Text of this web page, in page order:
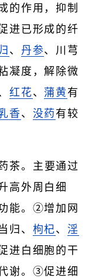
的作用，抑制
进已形成的纤
、 丹参、川芎
凝度，解除微
红花、 蒲黄 有
香、 没药 有较
茶。主要通过
高外周白细
能。②增加网
归、 枸杞、 淫
进白细胞的干
谢。③促进细